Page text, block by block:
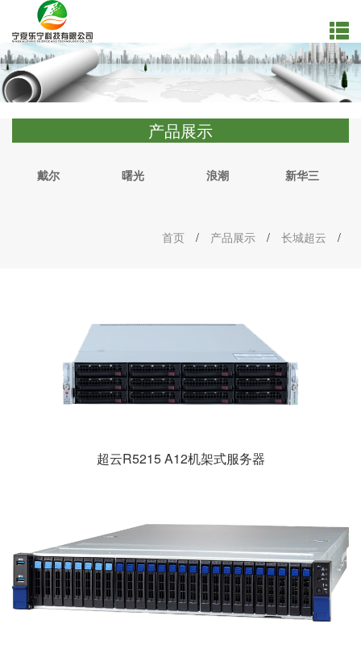
产品展示
戴尔 曙光 浪潮 新华三
首页 / 产品展示 / 长城超云 /
超云R5215 A12机架式服务器